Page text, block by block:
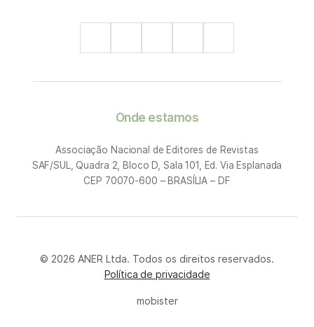
Onde estamos
Associação Nacional de Editores de Revistas
SAF/SUL, Quadra 2, Bloco D, Sala 101, Ed. Via Esplanada
CEP 70070-600 – BRASÍLIA – DF
© 2026 ANER Ltda. Todos os direitos reservados.
Política de privacidade
mobister